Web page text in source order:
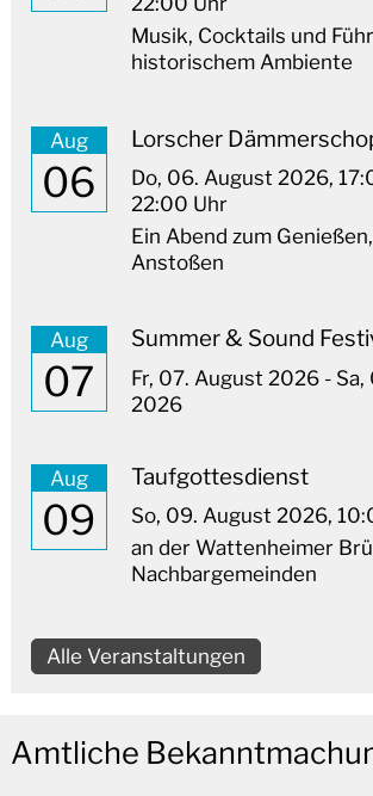
Musik, Cocktails und
historischem Ambiente
Aug
06
Lorscher
Do, 06. August 2026,
22:00 Uhr
Ein Abend zum
Anstoßen
Aug
07
Summer & Sound
Fr, 07. August 2026- Sa,
2026
Aug
09
Taufgottesdienst
So, 09. August 2026,
an der Wattenheimer
Nachbargemeinden
Alle Veranstaltungen
Amtliche